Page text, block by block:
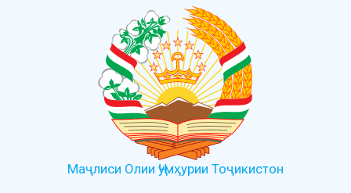
Маҷлиси Олии Ҷумҳурии Тоҷикистон